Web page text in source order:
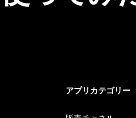
アプリカテゴリー